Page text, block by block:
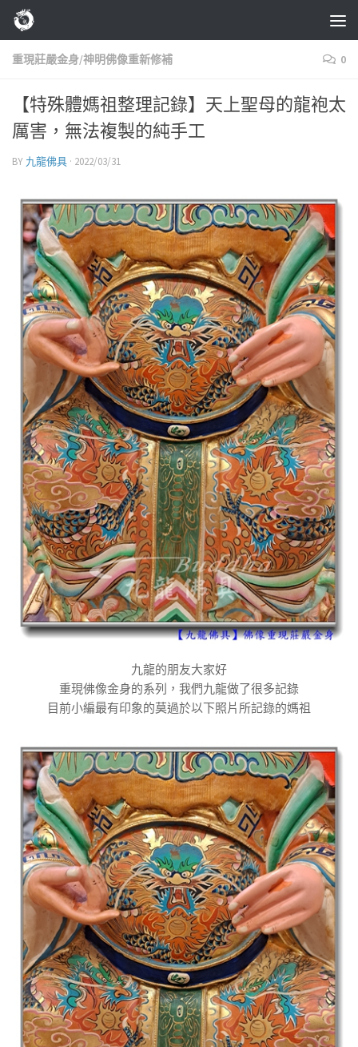
Skip to content
重現莊嚴金身/神明佛像重新修補 0
【特殊體媽祖整理記錄】天上聖母的龍袍太
厲害，無法複製的純手工
BY 九龍佛具 · 2022/03/31
九龍的朋友大家好
重現佛像金身的系列，我們九龍做了很多記錄
目前小編最有印象的莫過於以下照片所記錄的媽祖